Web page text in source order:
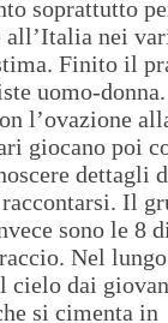
soprattutto
all’Italia nei
Finito il
uomo-
l’ovazione
giocano poi
dettagli
Il
sono le 8
Nel
cielo dai
si cimenta in